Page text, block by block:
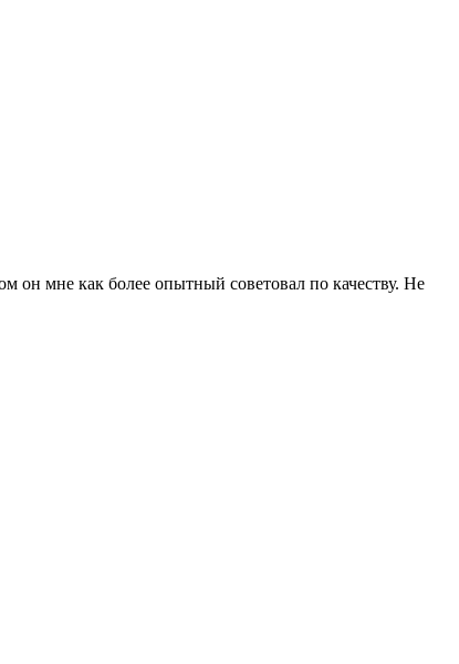
он мне как более опытный советовал по качеству. Не